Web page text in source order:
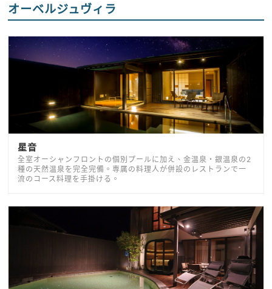
オーベルジュヴィラ
星音
全室オーシャンフロントの個別プールに加え、金温泉・銀温泉の2
種の天然温泉を完全完備。専属の料理人が併設のレストランで一
流のコース料理を手掛ける。